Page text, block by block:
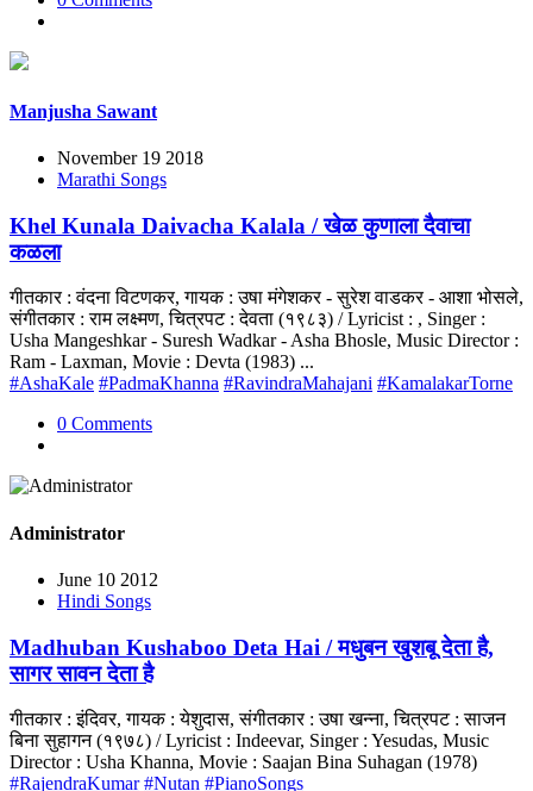
Manjusha Sawant
November 19 2018
Marathi Songs
Khel Kunala Daivacha Kalala / खेळ कुणाला दैवाचा
कळला
गीतकार : वंदना विटणकर, गायक : उषा मंगेशकर - सुरेश वाडकर - आशा भोसले,
संगीतकार : राम लक्ष्मण, चित्रपट : देवता (१९८३) / Lyricist : , Singer :
Usha Mangeshkar - Suresh Wadkar - Asha Bhosle, Music Director :
Ram - Laxman, Movie : Devta (1983) ...
#AshaKale #PadmaKhanna #RavindraMahajani #KamalakarTorne
0 Comments
Administrator
June 10 2012
Hindi Songs
Madhuban Kushaboo Deta Hai / मधुबन खुशबू देता है,
सागर सावन देता है
गीतकार : इंदिवर, गायक : येशुदास, संगीतकार : उषा खन्ना, चित्रपट : साजन
बिना सुहागन (१९७८) / Lyricist : Indeevar, Singer : Yesudas, Music
Director : Usha Khanna, Movie : Saajan Bina Suhagan (1978)
#RajendraKumar #Nutan #PianoSongs